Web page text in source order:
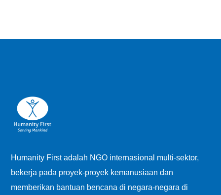
Humanity First adalah NGO internasional multi-sektor,
bekerja pada proyek-proyek kemanusiaan dan
memberikan bantuan bencana di negara-negara di